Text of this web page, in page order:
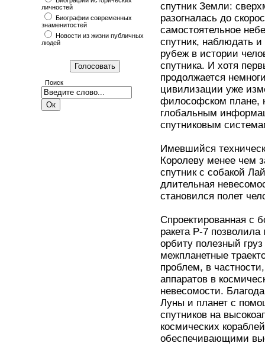
личностей
Биографии современных
знаменитостей
Новости из жизни публичных
людей
Поиск
спутник Земли:
разогналась до
самостоятельное
спутник, наблюдать
рубеж в истории
спутника. И хотя
продолжается
цивилизации уже
философском плане,
глобальным
спутниковым
Имевшийся
Королеву менее чем
спутник с собакой
длительная
становился полет
Спроектированная с
ракета Р-7 позволила
орбиту полезный
межпланетные
проблем, в
аппаратов в
невесомости.
Луны и планет с
спутников на
космических
обеспечивающими